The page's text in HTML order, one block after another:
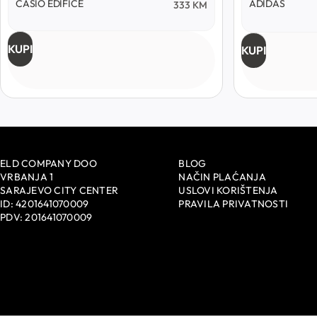
CASIO EDIFICE 333 KM
KUPI
ADIDAS
KUPI
ELD COMPANY DOO
VRBANJA 1
SARAJEVO CITY CENTER
ID: 4201641070009
PDV: 201641070009
BLOG
NAČIN PLAĆANJA
USLOVI KORIŠTENJA
PRAVILA PRIVATNOSTI